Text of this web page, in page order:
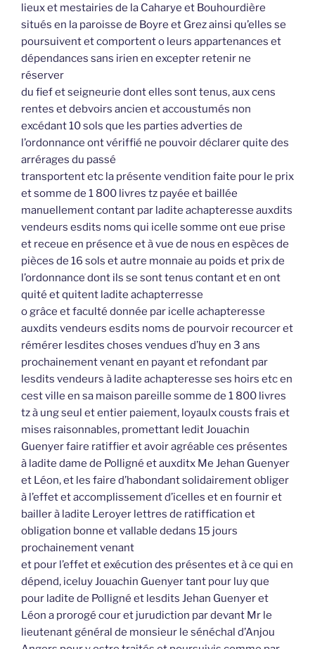
lieux et mestairies de la Caharye et Bouhourdière
situés en la paroisse de Boyre et Grez ainsi qu’elles se
poursuivent et comportent o leurs appartenances et
dépendances sans irien en excepter retenir ne
réserver
du fief et seigneurie dont elles sont tenus, aux cens
rentes et debvoirs ancien et accoustumés non
excédant 10 sols que les parties adverties de
l’ordonnance ont vériffié ne pouvoir déclarer quite des
arrérages du passé
transportent etc la présente vendition faite pour le prix
et somme de 1 800 livres tz payée et baillée
manuellement contant par ladite achapteresse auxdits
vendeurs esdits noms qui icelle somme ont eue prise
et receue en présence et à vue de nous en espèces de
pièces de 16 sols et autre monnaie au poids et prix de
l’ordonnance dont ils se sont tenus contant et en ont
quité et quitent ladite achapterresse
o grâce et faculté donnée par icelle achapteresse
auxdits vendeurs esdits noms de pourvoir recourcer et
rémérer lesdites choses vendues d’huy en 3 ans
prochainement venant en payant et refondant par
lesdits vendeurs à ladite achapteresse ses hoirs etc en
cest ville en sa maison pareille somme de 1 800 livres
tz à ung seul et entier paiement, loyaulx cousts frais et
mises raisonnables, promettant ledit Jouachin
Guenyer faire ratiffier et avoir agréable ces présentes
à ladite dame de Polligné et auxditx Me Jehan Guenyer
et Léon, et les faire d’habondant solidairement obliger
à l’effet et accomplissement d’icelles et en fournir et
bailler à ladite Leroyer lettres de ratiffication et
obligation bonne et vallable dedans 15 jours
prochainement venant
et pour l’effet et exécution des présentes et à ce qui en
dépend, iceluy Jouachin Guenyer tant pour luy que
pour ladite de Polligné et lesdits Jehan Guenyer et
Léon a prorogé cour et jurudiction par devant Mr le
lieutenant général de monsieur le sénéchal d’Anjou